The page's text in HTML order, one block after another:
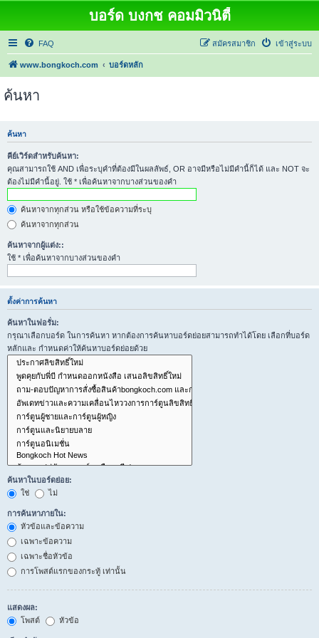
บอร์ด บงกช คอมมิวนิตี้
FAQ เข้าสู่ระบบ
สมัครสมาชิก
www.bongkoch.com บอร์ดหลัก
ค้นหา
ค้นหา
คีย์เวิร์ดสำหรับค้นหา:
คุณสามารถใช้ AND เพื่อระบุคำที่ต้องมีในผลลัพธ์, OR อาจมีหรือไม่มีคำนี้ก็ได้ และ NOT จะ
ต้องไม่มีคำนี้อยู่. ใช้ * เพื่อค้นหาจากบางส่วนของคำ
ค้นหาจากทุกส่วน หรือใช้ข้อความที่ระบุ
ค้นหาจากทุกส่วน
ค้นหาจากผู้แต่ง::
ใช้ * เพื่อค้นหาจากบางส่วนของคำ
ตั้งค่าการค้นหา
ค้นหาในฟอรั่ม:
กรุณาเลือกบอร์ด ในการค้นหา หากต้องการค้นหาบอร์ดย่อยสามารถทำได้โดย เลือกที่บอร์ด
หลักและ กำหนดค่าให้ค้นหาบอร์ดย่อยด้วย
ค้นหาในบอร์ดย่อย:
ใช่
ไม่
การค้นหาภายใน:
หัวข้อและข้อความ
เฉพาะข้อความ
เฉพาะชื่อหัวข้อ
การโพสต์แรกของกระทู้ เท่านั้น
แสดงผล:
โพสต์
หัวข้อ